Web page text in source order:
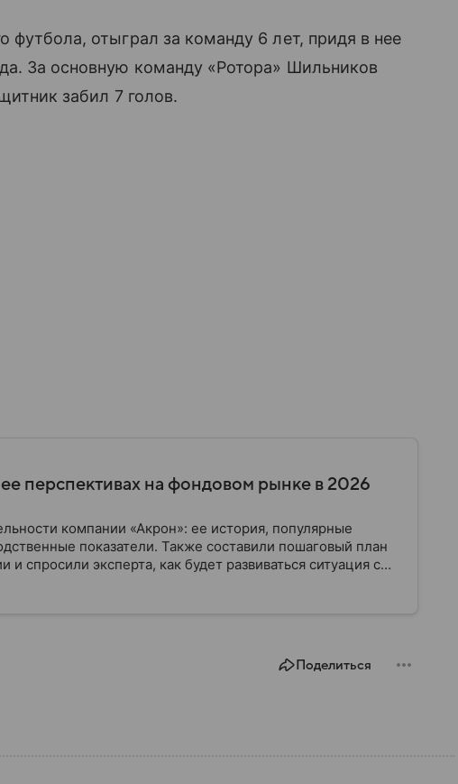
футбола, отыграл за команду 6 лет, придя в нее
За основную команду «Ротора» Шильников
забил 7 голов.
перспективах на фондовом рынке в 2026
компании «Акрон»: ее история, популярные
показатели. Также составили пошаговый план
спросили эксперта, как будет развиваться ситуация с
Поделиться